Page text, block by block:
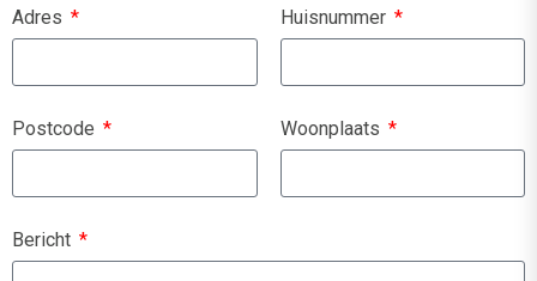
Adres Huisnummer
Postcode Woonplaats
Bericht